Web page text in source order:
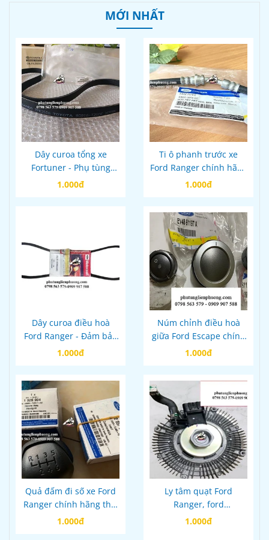
MỚI NHẤT
Dây curoa tổng xe
Fortuner - Phụ tùng
quan trọng cho động cơ
1.000đ
Ti ô phanh trước xe
Ford Ranger chính hãng
mã eb3c2078cc
1.000đ
Dây curoa điều hoà
Ford Ranger - Đảm bảo
hiệu suất làm mát tốt
1.000đ
Núm chỉnh điều hoà
giữa Ford Escape chính
hãng mã V4861197A
1.000đ
Quả đấm đi số xe Ford
Ranger chính hãng thái
lan mã DB3R7J407AE
1.000đ
Ly tâm quạt Ford
Ranger, ford
everestmazda bt50
1.000đ